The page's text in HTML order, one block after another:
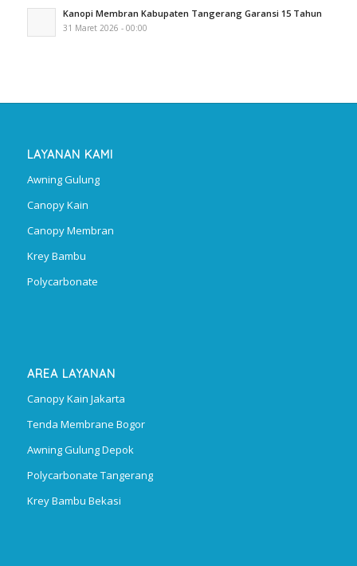
Kanopi Membran Kabupaten Tangerang Garansi 15 Tahun
31 Maret 2026 - 00:00
LAYANAN KAMI
Awning Gulung
Canopy Kain
Canopy Membran
Krey Bambu
Polycarbonate
AREA LAYANAN
Canopy Kain Jakarta
Tenda Membrane Bogor
Awning Gulung Depok
Polycarbonate Tangerang
Krey Bambu Bekasi